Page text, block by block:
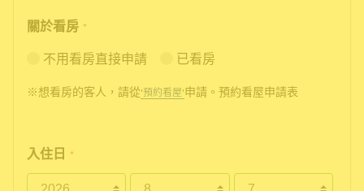
關於看房 *
不用看房直接申請 已看房
※想看房的客人，請從'預約看屋'申請。預約看屋申請表
入住日 *